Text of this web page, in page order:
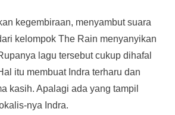
kegembiraan, menyambut suara
kelompok The Rain menyanyikan
lagu tersebut cukup dihafal
itu membuat Indra terharu dan
kasih. Apalagi ada yang tampil
nya Indra.